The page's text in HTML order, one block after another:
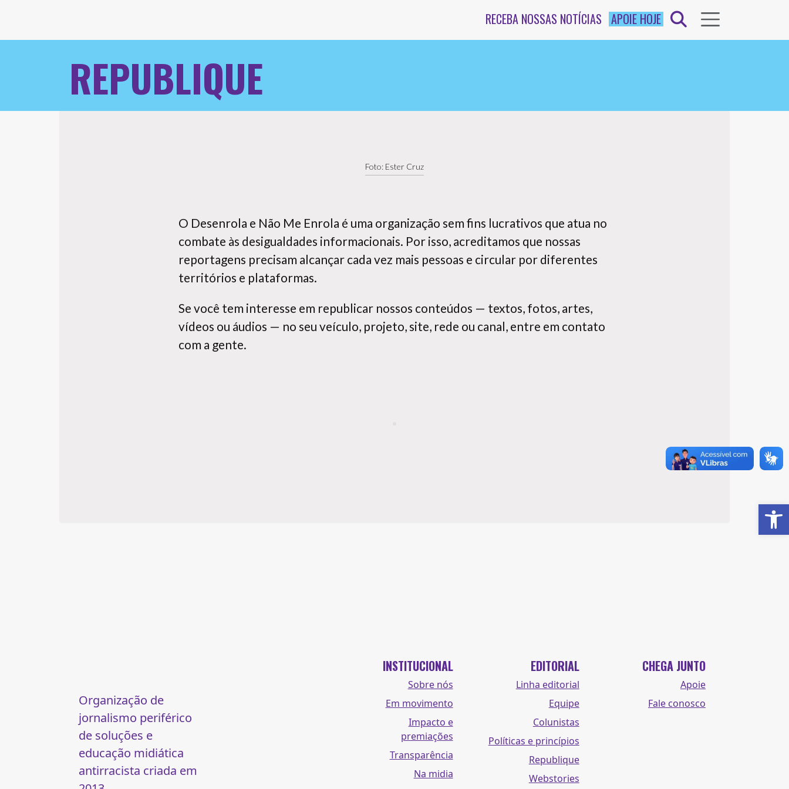
RECEBA NOSSAS NOTÍCIAS APOIE HOJE
REPUBLIQUE
Foto: Ester Cruz
O Desenrola e Não Me Enrola é uma organização sem fins lucrativos que atua no
combate às desigualdades informacionais. Por isso, acreditamos que nossas
reportagens precisam alcançar cada vez mais pessoas e circular por diferentes
territórios e plataformas.
Se você tem interesse em republicar nossos conteúdos — textos, fotos, artes,
vídeos ou áudios — no seu veículo, projeto, site, rede ou canal, entre em contato
com a gente.
Organização de
jornalismo periférico
de soluções e
educação midiática
antirracista criada em
INSTITUCIONAL
Sobre nós
Em movimento
Impacto e
premiações
Transparência
Na midia
EDITORIAL
Linha editorial
Equipe
Colunistas
Políticas e princípios
Republique
Webstories
CHEGA JUNTO
Apoie
Fale conosco